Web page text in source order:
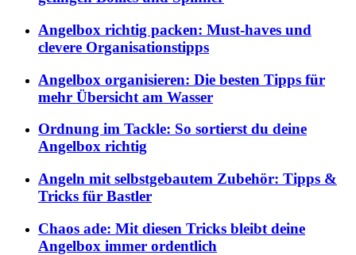
Angelbox richtig packen: Must-haves und
clevere Organisationstipps
Angelbox organisieren: Die besten Tipps für
mehr Übersicht am Wasser
Ordnung im Tackle: So sortierst du deine
Angelbox richtig
Angeln mit selbstgebautem Zubehör: Tipps &
Tricks für Bastler
Chaos ade: Mit diesen Tricks bleibt deine
Angelbox immer ordentlich